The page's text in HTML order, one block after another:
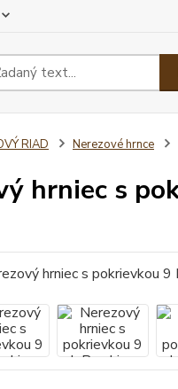
RIAD Nerezové hrnce
hrniec s